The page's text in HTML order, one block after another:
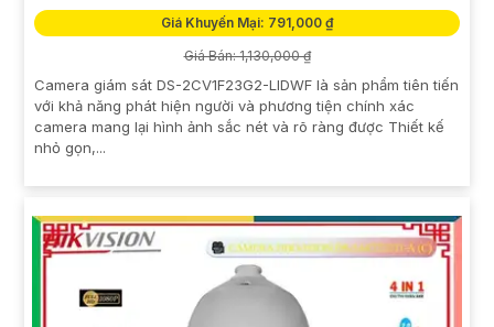
Giá Khuyến Mại: 791,000 ₫
Giá Bán: 1,130,000 ₫
Camera giám sát DS-2CV1F23G2-LIDWF là sản phẩm tiên tiến
với khả năng phát hiện người và phương tiện chính xác
camera mang lại hình ảnh sắc nét và rõ ràng được Thiết kế
nhỏ gọn,...